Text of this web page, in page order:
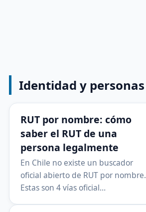
Identidad y personas
RUT por nombre: cómo
saber el RUT de una
persona legalmente
En Chile no existe un buscador
oficial abierto de RUT por nombre.
Estas son 4 vías oficial…